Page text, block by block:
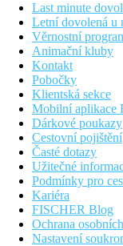
Last minute
Letní dovolená u
Věrnostní
Animační kluby
Kontakt
Pobočky
Klientská sekce
Mobilní aplikace
Dárkové poukazy
Cestovní pojištění
Časté dotazy
Užitečné
Podmínky pro
Kariéra
FISCHER Blog
Ochrana
Nastavení